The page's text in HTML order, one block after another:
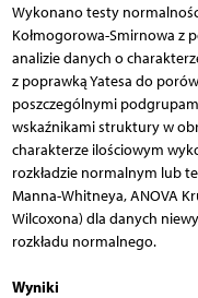
Wykonano testy
Kołmogorowa-Smirnowa z
analizie danych o
z poprawką Yatesa do
poszczególnymi
wskaźnikami struktury w
charakterze ilościowym
rozkładzie normalnym lub
Manna-Whitneya, ANOVA
Wilcoxona) dla danych
rozkładu normalnego.
Wyniki